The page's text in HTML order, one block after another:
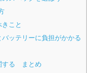
こと
ッテリーに負担がかかる
する まとめ